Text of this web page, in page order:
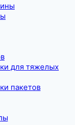
для тяжелых
пакетов